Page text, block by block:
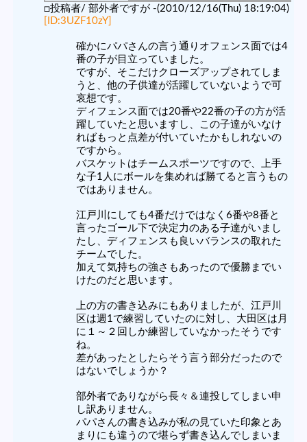
□投稿者/ 部外者ですが -(2010/12/16(Thu) 18:19:04)
[ID:3UZF10zY]
確かにパパさんの言う通りオフェンス面では4
番の子が目立っていました。
ですが、そこだけクローズアップされてしま
うと、他の子供達が活躍していないようで可
哀想です。
ディフェンス面では20番や22番の子の方が活
躍していたと思いますし、この子達がいなけ
ればもっと点差が付いていたかもしれないの
ですから。
バスケットはチームスポーツですので、上手
な子1人にボールを集めれば勝てると言うもの
ではありません。
江戸川にしても4番だけではなく6番や8番と
言ったゴール下で決定力のある子達がいまし
たし、ディフェンスも良いバランスの取れた
チームでした。
加えて気持ちの強さもあったので優勝までい
けたのだと思います。
上の方の書き込みにもありましたが、江戸川
区は週1で練習していたのに対し、大田区は月
に１～２回しか練習していなかったそうです
ね。
差があったとしたらそう言う部分だったので
はないでしょうか？
部外者でありながら長々＆連投してしまい申
し訳ありません。
パパさんの書き込みが私の見ていた印象とあ
まりにも違うので堪らず書き込んでしまいま